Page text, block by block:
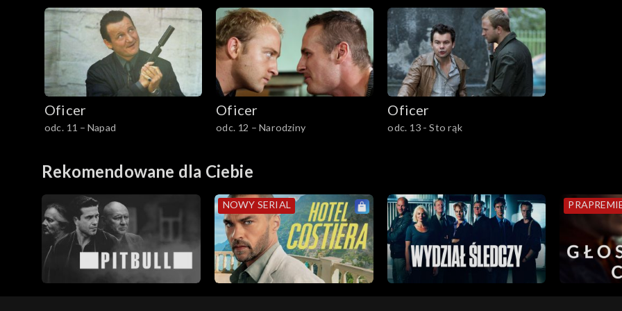
Oficer
odc. 11 – Napad
Oficer
odc. 12 – Narodziny
Oficer
odc. 13 - Sto rąk
Rekomendowane dla Ciebie
NOWY SERIAL